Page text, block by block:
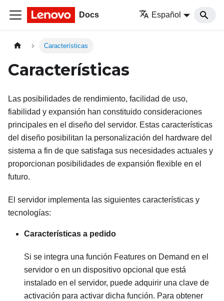
Docs Español
Características
Características
Las posibilidades de rendimiento, facilidad de uso,
fiabilidad y expansión han constituido consideraciones
principales en el diseño del servidor. Estas características
del diseño posibilitan la personalización del hardware del
sistema a fin de que satisfaga sus necesidades actuales y
proporcionan posibilidades de expansión flexible en el
futuro.
El servidor implementa las siguientes características y
tecnologías:
Características a pedido
Si se integra una función Features on Demand en el
servidor o en un dispositivo opcional que está
instalado en el servidor, puede adquirir una clave de
activación para activar dicha función. Para obtener